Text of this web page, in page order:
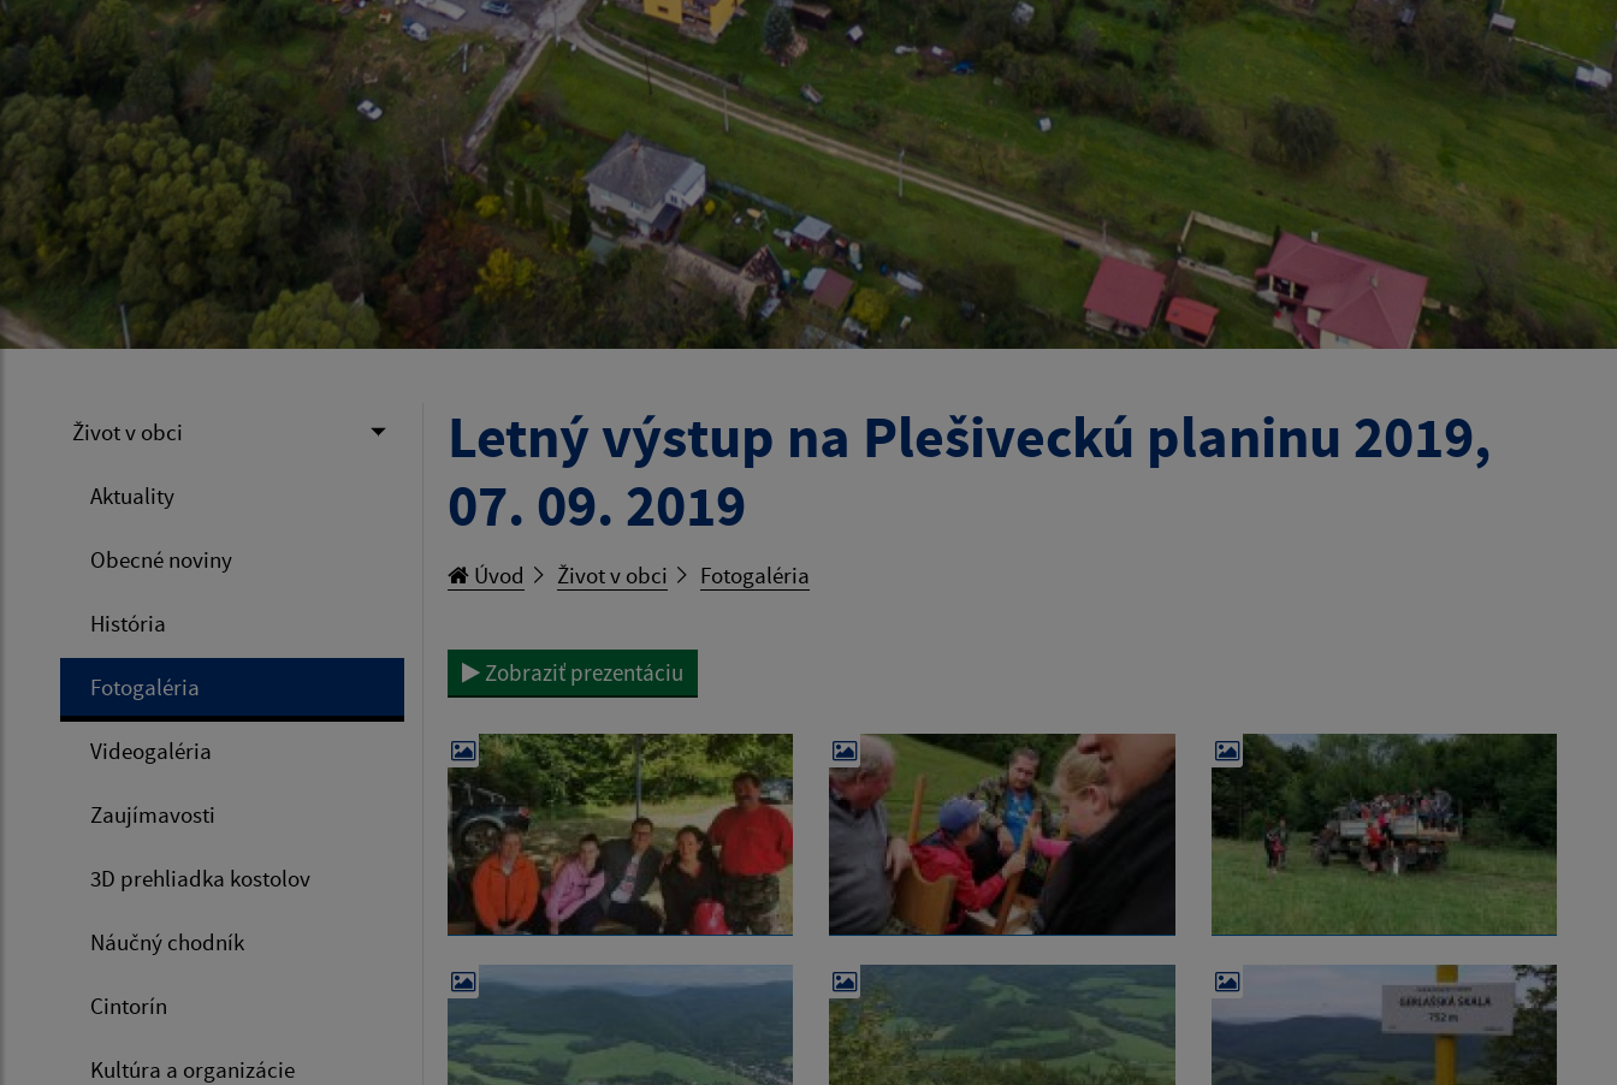
Život v obci
Aktuality
Obecné noviny
História
Fotogaléria
Videogaléria
Zaujímavosti
3D prehliadka kostolov
Náučný chodník
Cintorín
Kultúra a organizácie
Letný výstup na Plešiveckú planinu 2019,
07. 09. 2019
Úvod Život v obci Fotogaléria
Zobraziť prezentáciu